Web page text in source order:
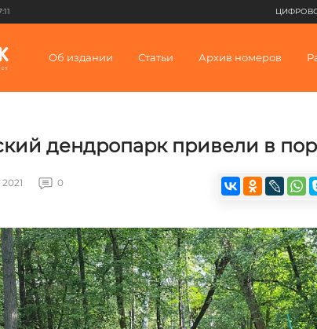
Об издании Статьи Архив номеров
дендропарк привели в
0